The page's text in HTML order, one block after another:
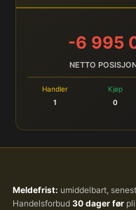
-6 995
NETTO
Handler
1
Kjøp
0
Meldefrist: umiddelbart, senest
Handelsforbud 30 dager før